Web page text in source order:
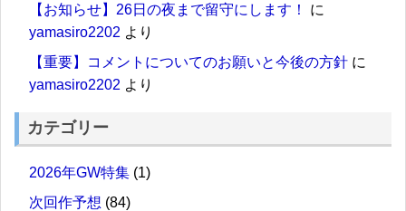
【お知らせ】26日の夜まで留守にします！
に
yamasiro2202 より
【重要】コメントについてのお願いと今後の方針 に
yamasiro2202 より
カテゴリー
2026年GW特集 (1)
次回作予想 (84)